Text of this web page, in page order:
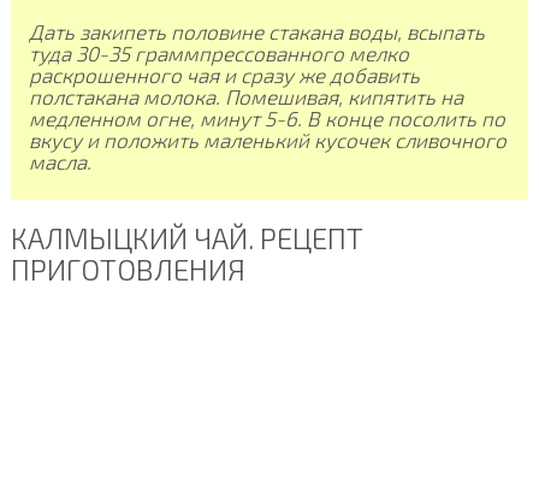
Дать закипеть половине стакана воды, всыпать
туда 30-35 граммпрессованного мелко
раскрошенного чая и сразу же добавить
полстакана молока. Помешивая, кипятить на
медленном огне, минут 5-6. В конце посолить по
вкусу и положить маленький кусочек сливочного
масла.
КАЛМЫЦКИЙ ЧАЙ. РЕЦЕПТ
ПРИГОТОВЛЕНИЯ